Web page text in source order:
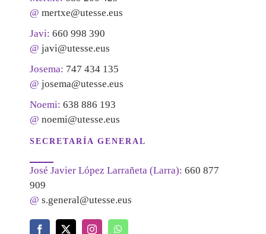
@ mertxe@utesse.eus
Javi: 660 998 390
@ javi@utesse.eus
Josema: 747 434 135
@ josema@utesse.eus
Noemi: 638 886 193
@ noemi@utesse.eus
SECRETARÍA GENERAL
José Javier López Larrañeta (Larra): 660 877
909
@ s.general@utesse.eus